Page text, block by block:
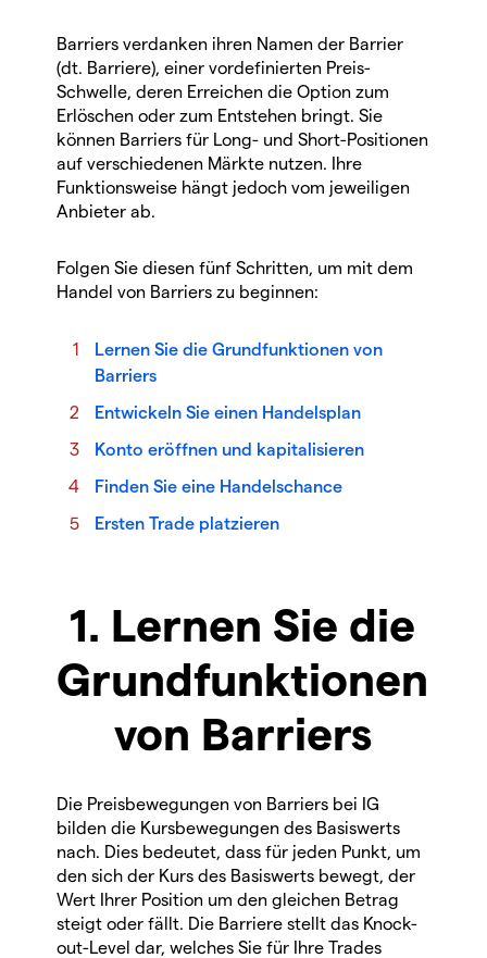
Barriers verdanken ihren Namen der Barrier
(dt. Barriere), einer vordefinierten Preis-
Schwelle, deren Erreichen die Option zum
Erlöschen oder zum Entstehen bringt. Sie
können Barriers für Long- und Short-Positionen
auf verschiedenen Märkte nutzen. Ihre
Funktionsweise hängt jedoch vom jeweiligen
Anbieter ab.
Folgen Sie diesen fünf Schritten, um mit dem
Handel von Barriers zu beginnen:
Lernen Sie die Grundfunktionen von
Barriers
Entwickeln Sie einen Handelsplan
Konto eröffnen und kapitalisieren
Finden Sie eine Handelschance
Ersten Trade platzieren
1. Lernen Sie die
Grundfunktionen
von Barriers
Die Preisbewegungen von Barriers bei IG
bilden die Kursbewegungen des Basiswerts
nach. Dies bedeutet, dass für jeden Punkt, um
den sich der Kurs des Basiswerts bewegt, der
Wert Ihrer Position um den gleichen Betrag
steigt oder fällt. Die Barriere stellt das Knock-
out-Level dar, welches Sie für Ihre Trades